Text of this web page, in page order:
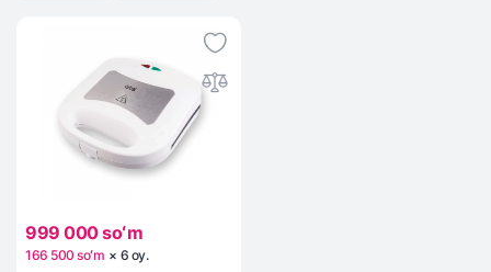
999 000 soʻm
166 500 soʻm × 6 oy.